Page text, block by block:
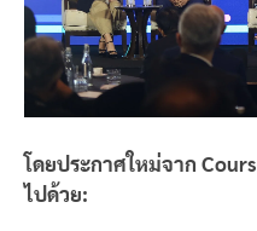
โดยประกาศใหม่จาก
ไปด้วย: